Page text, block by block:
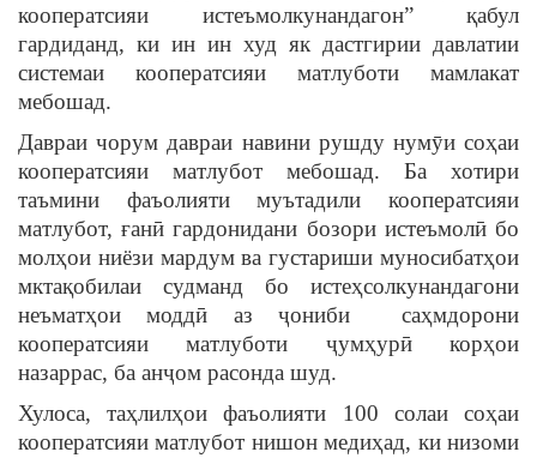
кооператсияи истеъмолкунандагон” қабул
гардиданд, ки ин ин худ як дастгирии давлатии
системаи кооператсияи матлуботи мамлакат
мебошад.
Давраи чорум давраи навини рушду нумӯи соҳаи
кооператсияи матлубот мебошад. Ба хотири
таъмини фаъолияти муътадили кооператсияи
матлубот, ғанӣ гардонидани бозори истеъмолӣ бо
молҳои ниёзи мардум ва густариши муносибатҳои
мктақобилаи судманд бо истеҳсолкунандагони
неъматҳои моддӣ аз ҷониби саҳмдорони
кооператсияи матлуботи ҷумҳурӣ корҳои
назаррас, ба анҷом расонда шуд.
Хулоса, таҳлилҳои фаъолияти 100 солаи соҳаи
кооператсияи матлубот нишон медиҳад, ки низоми